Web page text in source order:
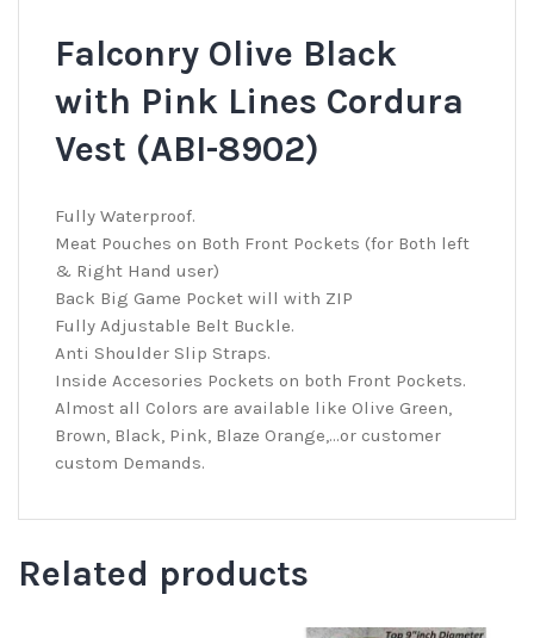
Falconry Olive Black
with Pink Lines Cordura
Vest (ABI-8902)
Fully Waterproof.
Meat Pouches on Both Front Pockets (for Both left
& Right Hand user)
Back Big Game Pocket will with ZIP
Fully Adjustable Belt Buckle.
Anti Shoulder Slip Straps.
Inside Accesories Pockets on both Front Pockets.
Almost all Colors are available like Olive Green,
Brown, Black, Pink, Blaze Orange,…or customer
custom Demands.
Related products